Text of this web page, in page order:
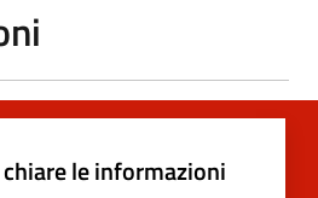
le informazioni